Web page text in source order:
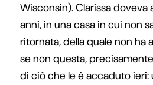
Wisconsin). Clarissa
anni, in una casa in cui non
ritornata, della quale non ha
se non questa,
di ciò che le è accaduto